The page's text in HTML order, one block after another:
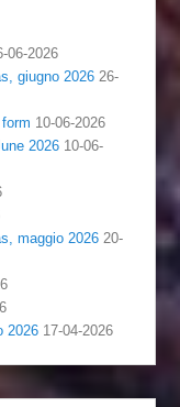
06-2026
giugno 2026 26-
10-06-2026
2026 10-06-
maggio 2026 20-
2026 17-04-2026